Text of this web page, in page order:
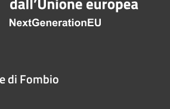
di Fombio